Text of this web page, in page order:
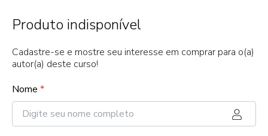
Produto indisponível
Cadastre-se e mostre seu interesse em comprar para o(a)
autor(a) deste curso!
Nome *